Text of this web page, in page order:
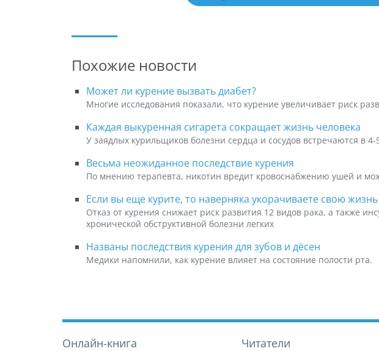
Похожие новости
Может ли курение вызвать диабет?
Многие исследования показали, что курение увеличивает риск
Каждая выкуренная сигарета сокращает жизнь человека
У заядлых курильщиков болезни сердца и сосудов встречаются в
Весьма неожиданное последствие курения
По мнению терапевта, никотин вредит кровоснабжению ушей и
Если вы еще курите, то наверняка укорачиваете свою жизнь
Отказ от курения снижает риск развития 12 видов рака, а также
хронической обструктивной болезни легких
Названы последствия курения для зубов и дёсен
Медики напомнили, как курение влияет на состояние полости рта.
Онлайн-книга Читатели